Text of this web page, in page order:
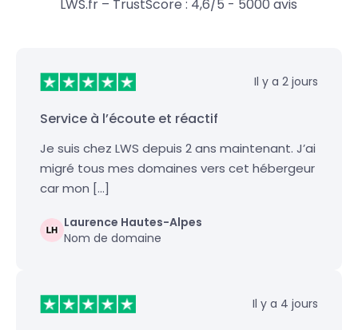
LWS.fr – TrustScore : 4,6/5 - 5000 avis
Il y a 2 jours
Service à l’écoute et réactif
Je suis chez LWS depuis 2 ans maintenant. J’ai
migré tous mes domaines vers cet hébergeur
car mon […]
Laurence Hautes-Alpes
Nom de domaine
Il y a 4 jours